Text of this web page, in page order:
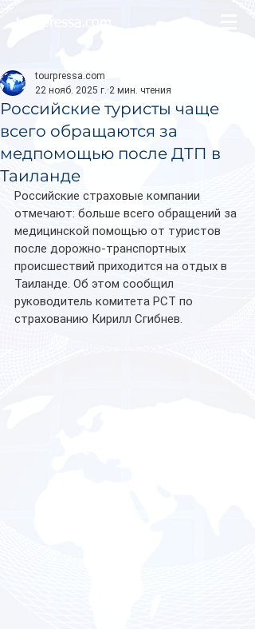
Российские туристы чаще
всего обращаются за
медпомощью после ДТП в
Таиланде
tourpressa.com
22 нояб. 2025 г. 2 мин. чтения
Российские страховые компании
отмечают: больше всего обращений за
медицинской помощью от туристов
после дорожно-транспортных
происшествий приходится на отдых в
Таиланде. Об этом сообщил
руководитель комитета РСТ по
страхованию Кирилл Сгибнев.